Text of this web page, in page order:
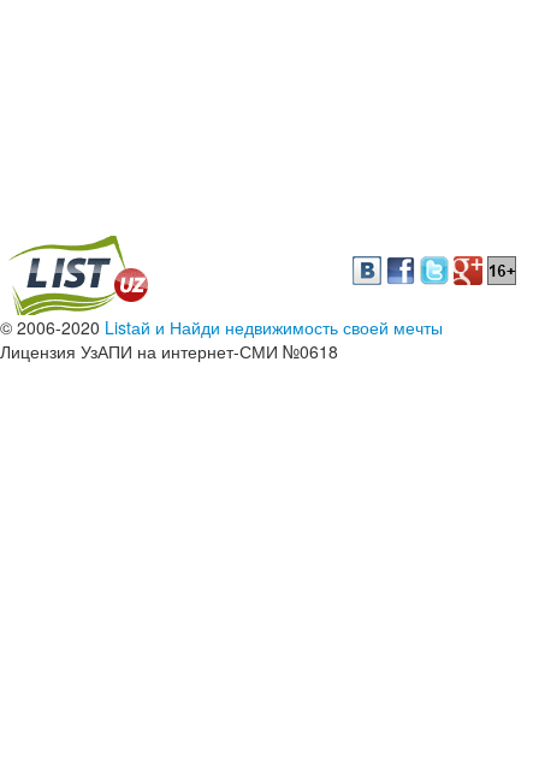
© 2006-2020 Listай и Найди недвижимость своей мечты
Лицензия УзАПИ на интернет-СМИ №0618